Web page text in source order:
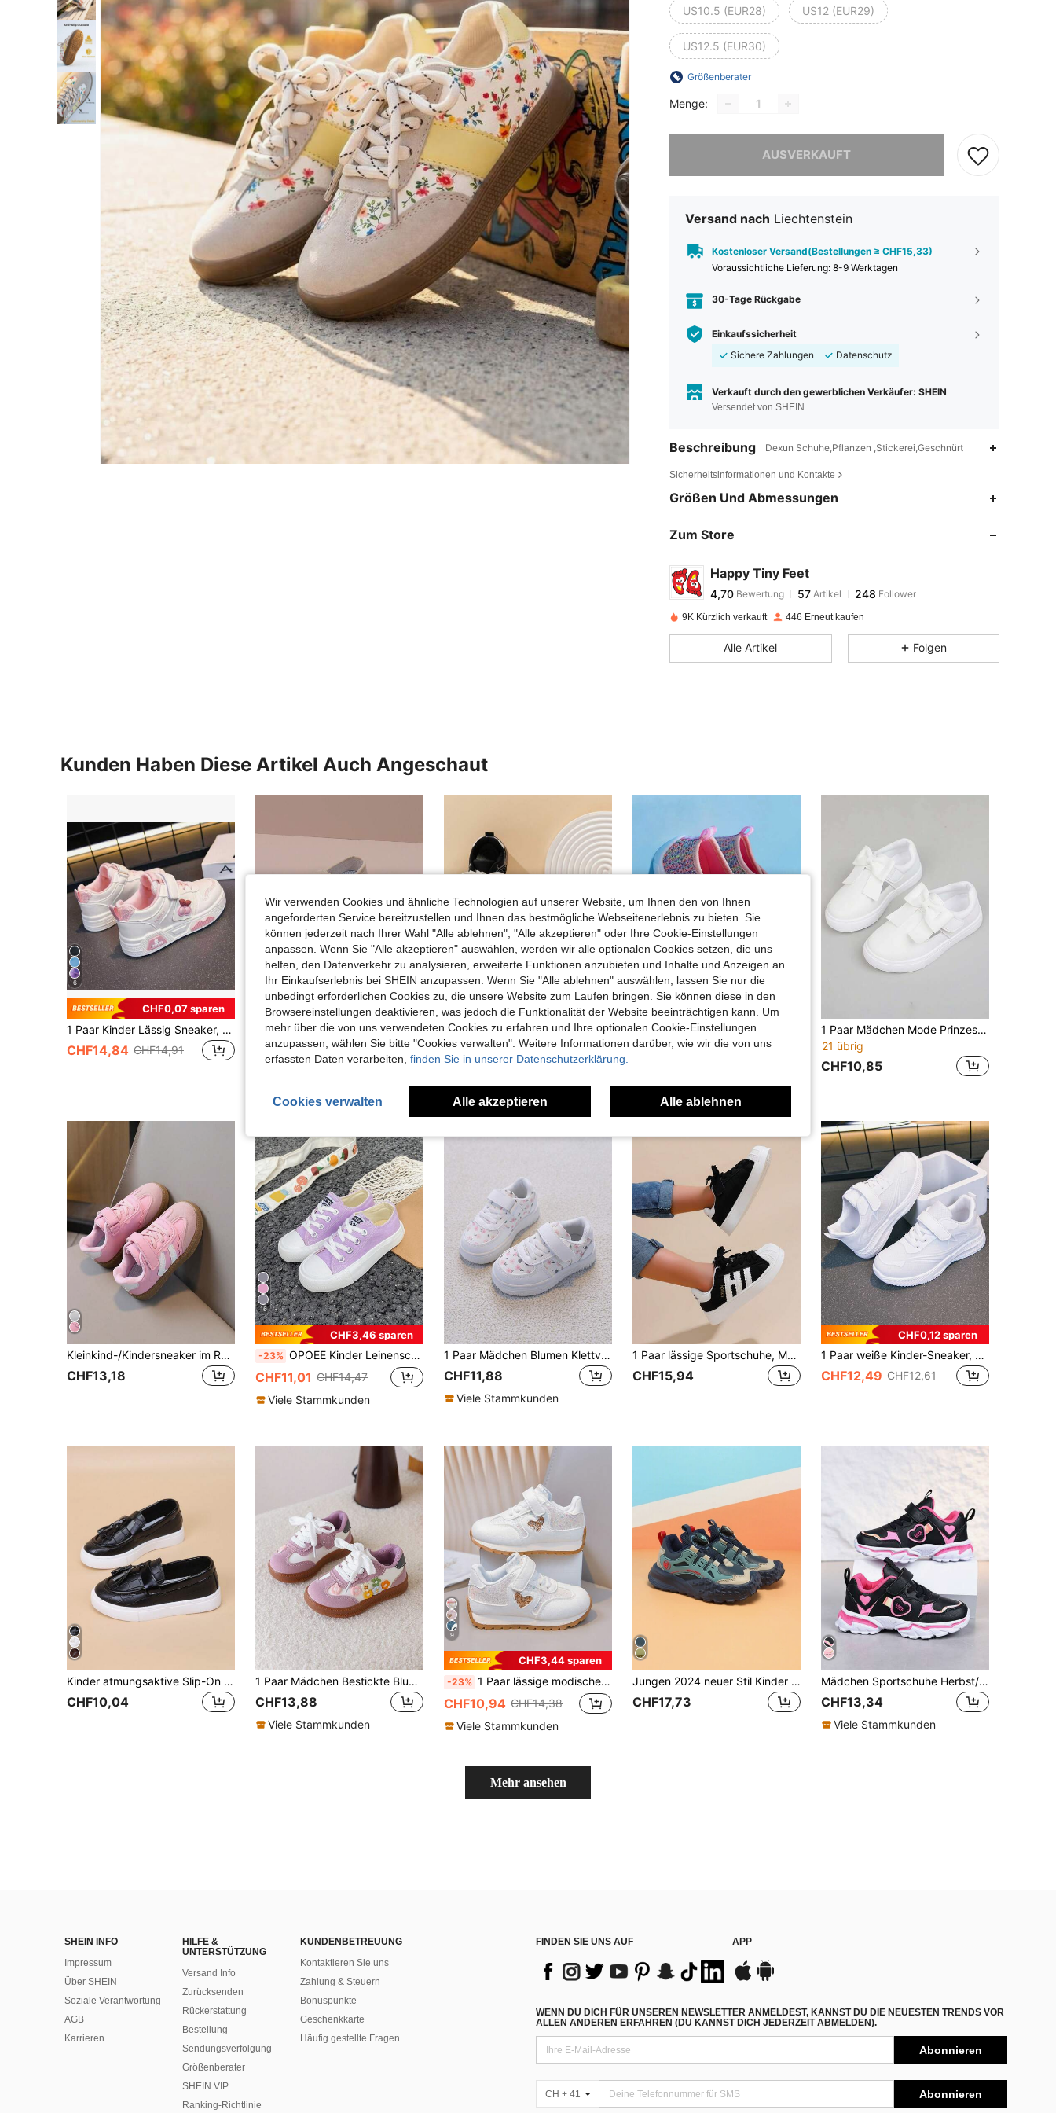
US10.5 (EUR28) US12 (EUR29)
US12.5 (EUR30)
Größenberater
Menge:
AUSVERKAUFT
Versand nach Liechtenstein
Kostenloser Versand(Bestellungen ≥ CHF15,33)
Voraussichtliche Lieferung: 8-9 Werktagen
30-Tage Rückgabe
Einkaufssicherheit
Sichere Zahlungen
Datenschutz
Verkauft durch den gewerblichen Verkäufer: SHEIN
Versendet von SHEIN
Beschreibung Dexun Schuhe,Pflanzen ,Stickerei,Geschnürt
Sicherheitsinformationen und Kontakte
Größen Und Abmessungen
Zum Store
Happy Tiny Feet
4,70
4,70
4,70 Bewertung
v***6ist Vor 1 Taggefolgt
4,70
57
248
4,70
9K Kürzlich verkauft 446 Erneut kaufen
Alle Artikel Folgen
Kunden Haben Diese Artikel Auch Angeschaut
6
CHF0,07 sparen
1 Paar Kinder Lässig Sneaker, Frühling/Herbst 2025, Jungen Lässig Skate Schuhe, Neue Mädchen Weiße Niedrig-Top Schuhe, Weiche Sohle Vielseitige Trainer
CHF14,84 CHF14,91
Kinder Mode 2025 vielseitige flache Lässig Sneaker, leichte Low-Top Sportschuhe
CHF12,58
CHF3,28 sparen
-21% Neue bestickte Schleife Prinzessinnen-Stil Kinder Sportschuhe, Mädchen Eltern-Kind Trainingsschuhe, geeignet für alle Jahreszeiten und Outdoor-Aktivitäten
CHF11,84
CHF15,12
CHF9,98
1 Paar Mädchen Mode Prinzessin Flache Schuhe, Frühling/Herbst Bequeme Vielseitige Weiche Sohle Schul-Loafer
21 übrig
CHF10,85
Kleinkind-/Kindersneaker im Retro-Farbblockdesign - verstellbarer Klettverschluss, Obermaterial aus Wildleder und Leder, Gummilaufsohle, modische, lässige Alltagsund Spielschuhe
CHF13,18
16
CHF3,46 sparen
-23% OPOEE Kinder Leinenschuhe, Frühling/Herbst, koreanischer Stil, einfach, Jungen & Mädchen, modisch, niedrig geschnitten, Lässig, Sportlich, Klassisch, vielseitig, Skaterschuhe für Kinder
CHF11,01 CHF14,47
Viele Stammkunden
1 Paar Mädchen Blumen Klettverschluss Lässige Schuhe, weiche Sohle rutschfeste Kleinkindschuhe, Frühling/Herbst neue vielseitige Sportschuhe für Säuglinge & Kleinkinder
CHF11,88
Viele Stammkunden
1 Paar lässige Sportschuhe, Mädchen-Skateschuhe, atmungsaktive Kinderschuhe, bequeme modische Klettverschluss-Kinderschuhe, ganzjährig tragbar, Academy-Stil atmungsaktive Jungenschuhe
CHF15,94
CHF0,12 sparen
1 Paar weiße Kinder-Sneaker, atmungsaktive Mesh-Sportschuhe, vielseitige Laufschuhe mit weicher Sohle und Klettverschluss für Alltag und Schule, Tennisschuhe für alle Jahreszeiten (Größe fällt klein aus, Empfehlung: eine Nummer größer bestellen)
CHF12,49 CHF12,61
Kinder atmungsaktive Slip-On Soft-Bottom bequeme Lässig-Sneaker, Frühling/Herbst
CHF10,04
1 Paar Mädchen Bestickte Blumen Lässig Schuhe, weiche Sohle, atmungsaktiv, Frühling/Herbst
CHF13,88
Viele Stammkunden
9
CHF3,44 sparen
-23% 1 Paar lässige modische Kinder-Sportschuhe, bequem & leicht, geeignet für verschiedene Anlässe
CHF10,94 CHF14,38
Viele Stammkunden
Jungen 2024 neuer Stil Kinder Sportschuhe Laufschuhe Freizeitschuhe vielseitige Knopfschuhe
CHF17,73
Mädchen Sportschuhe Herbst/Winter Mode Freizeitschuhe Kinder Weiche Sohle Outdoor Laufschuhe
CHF13,34
Viele Stammkunden
Mehr ansehen
SHEIN INFO
Impressum
Über SHEIN
Soziale Verantwortung
AGB
Karrieren
HILFE &
UNTERSTÜTZUNG
Versand Info
Zurücksenden
Rückerstattung
Bestellung
Sendungsverfolgung
Größenberater
SHEIN VIP
Ranking-Richtlinie
KUNDENBETREUUNG
Kontaktieren Sie uns
Zahlung & Steuern
Bonuspunkte
Geschenkkarte
Häufig gestellte Fragen
FINDEN SIE UNS AUF APP
WENN DU DICH FÜR UNSEREN NEWSLETTER ANMELDEST, KANNST DU DIE NEUESTEN TRENDS VOR
ALLEN ANDEREN ERFAHREN (DU KANNST DICH JEDERZEIT ABMELDEN).
Abonnieren
CH + 41 Abonnieren
Wir verwenden Cookies und ähnliche Technologien auf unserer Website, um Ihnen den von Ihnen
angeforderten Service bereitzustellen und Ihnen das bestmögliche Webseitenerlebnis zu bieten. Sie
können jederzeit nach Ihrer Wahl "Alle ablehnen", "Alle akzeptieren" oder Ihre Cookie-Einstellungen
anpassen. Wenn Sie "Alle akzeptieren" auswählen, werden wir alle optionalen Cookies setzen, die uns
helfen, den Datenverkehr zu analysieren, erweiterte Funktionen anzubieten und Inhalte und Anzeigen an
Ihr Einkaufserlebnis bei SHEIN anzupassen. Wenn Sie "Alle ablehnen" auswählen, lassen Sie nur die
unbedingt erforderlichen Cookies zu, die unsere Website zum Laufen bringen. Sie können diese in den
Browsereinstellungen deaktivieren, was jedoch die Funktionalität der Website beeinträchtigen kann. Um
mehr über die von uns verwendeten Cookies zu erfahren und Ihre optionalen Cookie-Einstellungen
anzupassen, wählen Sie bitte "Cookies verwalten". Weitere Informationen darüber, wie wir die von uns
erfassten Daten verarbeiten, finden Sie in unserer Datenschutzerklärung.
Cookies verwalten Alle akzeptieren Alle ablehnen